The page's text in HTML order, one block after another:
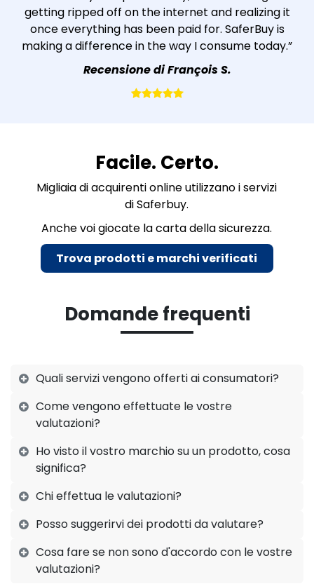
getting ripped off on the internet and realizing it
once everything has been paid for. SaferBuy is
making a difference in the way I consume today.”
Recensione di François S.
Facile. Certo.
Migliaia di acquirenti online utilizzano i servizi
di Saferbuy.
Anche voi giocate la carta della sicurezza.
Trova prodotti e marchi verificati
Domande frequenti
Quali servizi vengono offerti ai consumatori?
Come vengono effettuate le vostre
valutazioni?
Ho visto il vostro marchio su un prodotto, cosa
significa?
Chi effettua le valutazioni?
Posso suggerirvi dei prodotti da valutare?
Cosa fare se non sono d'accordo con le vostre
valutazioni?